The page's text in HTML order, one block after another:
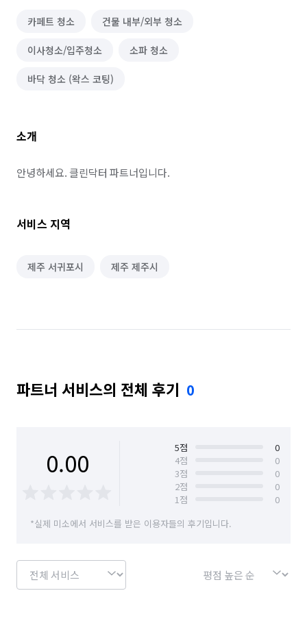
카페트 청소 건물 내부/외부 청소
이사청소/입주청소 소파 청소
바닥 청소 (왁스 코팅)
소개
안녕하세요. 클린닥터 파트너입니다.
서비스 지역
제주 서귀포시 제주 제주시
파트너 서비스의 전체 후기 0
0.00 5점
0
4점
0
3점
0
2점
0
1점
0
*실제 미소에서 서비스를 받은 이용자들의 후기입니다.